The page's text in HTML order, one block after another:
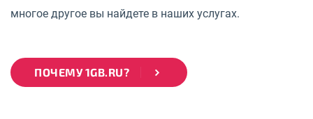
многое другое вы найдете в наших услугах.
ПОЧЕМУ 1GB.RU?